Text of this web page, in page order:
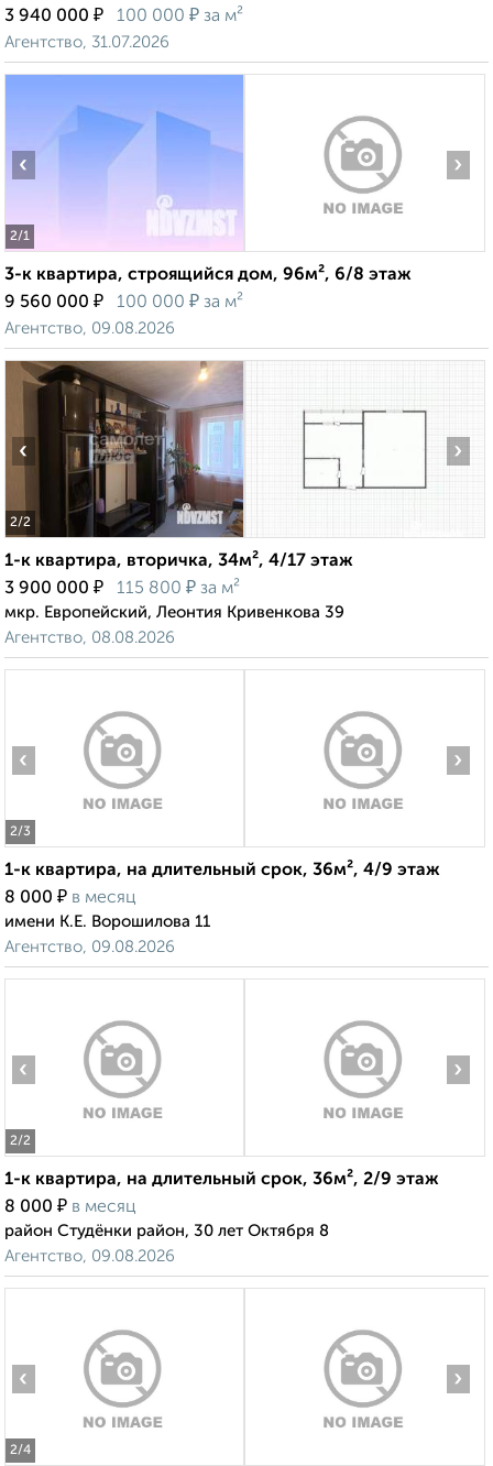
3 940 000 ₽ 100 000 ₽ за м²
Агентство, 31.07.2026
2/1
‹ ›
3-к квартира, строящийся дом, 96м², 6/8 этаж
9 560 000 ₽ 100 000 ₽ за м²
Агентство, 09.08.2026
2/2
‹ ›
1-к квартира, вторичка, 34м², 4/17 этаж
3 900 000 ₽ 115 800 ₽ за м²
мкр. Европейский, Леонтия Кривенкова 39
Агентство, 08.08.2026
2/3
‹ ›
1-к квартира, на длительный срок, 36м², 4/9 этаж
8 000 ₽ в месяц
имени К.Е. Ворошилова 11
Агентство, 09.08.2026
2/2
‹ ›
1-к квартира, на длительный срок, 36м², 2/9 этаж
8 000 ₽ в месяц
район Студёнки район, 30 лет Октября 8
Агентство, 09.08.2026
2/4
‹ ›